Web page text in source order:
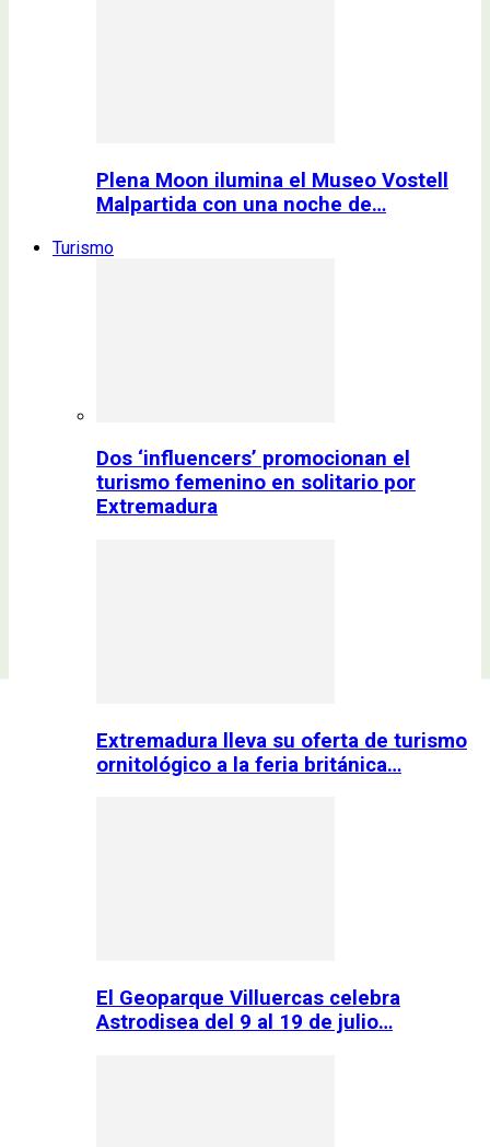
Plena Moon ilumina el Museo Vostell
Malpartida con una noche de…
Turismo
Dos ‘influencers’ promocionan el
turismo femenino en solitario por
Extremadura
Extremadura lleva su oferta de turismo
ornitológico a la feria británica…
El Geoparque Villuercas celebra
Astrodisea del 9 al 19 de julio…